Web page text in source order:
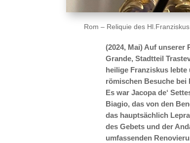
Rom – Reliquie des
(2024, Mai) Auf unserer
Grande, Stadtteil
heilige Franziskus lebte
römischen Besuche bei
Es war Jacopa de‘
Biagio, das von den
das hauptsächlich
des Gebets und der
umfassenden